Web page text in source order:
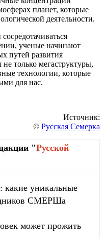
планет, которые
деятельности.
ученые начинают
путей развития
только мегаструктуры,
технологии, которые
для нас.
Источник:
© Русская Семерка
"Русской
какие уникальные
СМЕРШа
может прожить